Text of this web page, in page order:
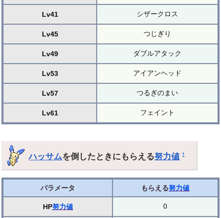
Lv41 シザークロス
Lv45 つじぎり
Lv49 ダブルアタック
Lv53 アイアンヘッド
Lv57 つるぎのまい
Lv61 フェイント
ハッサムを倒したときにもらえる努力値 †
パラメータ もらえる努力値
HP努力値 0